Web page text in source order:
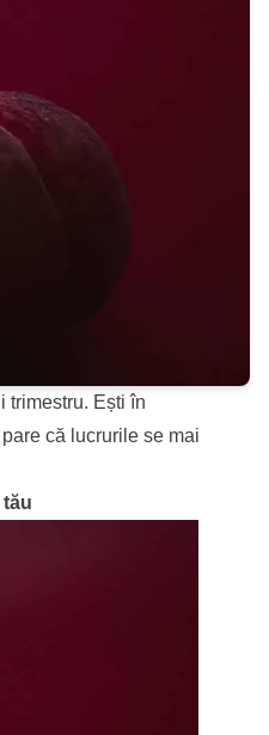
trimestru. Ești în
că lucrurile se mai